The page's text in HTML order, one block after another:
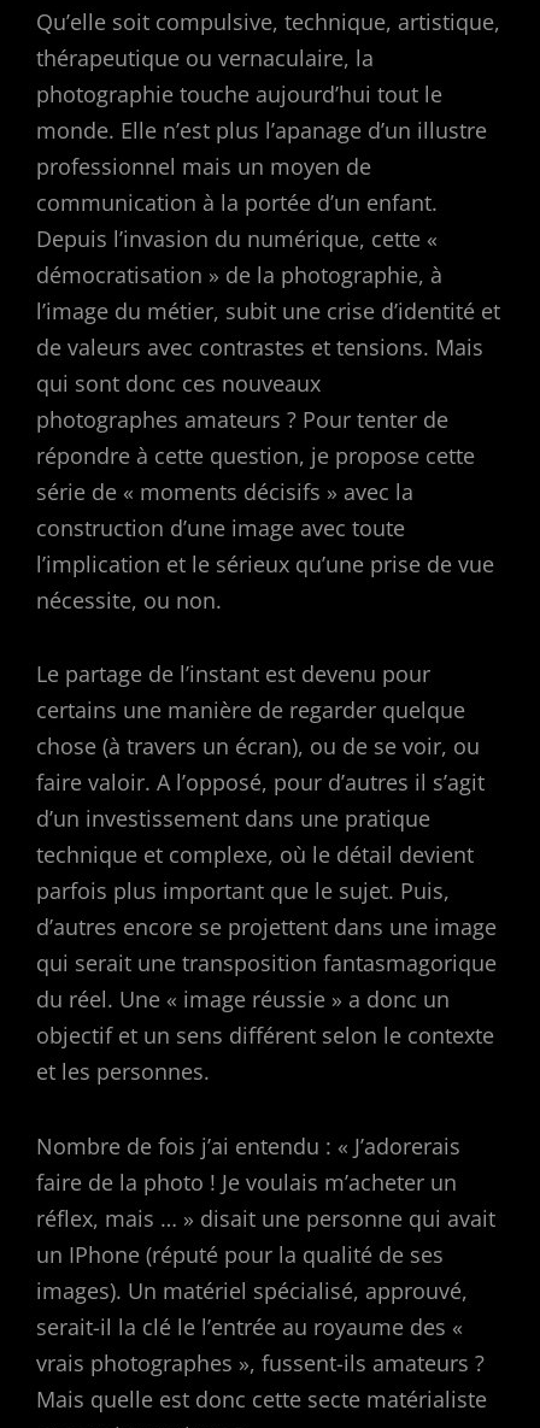
Qu’elle soit compulsive, technique, artistique,
thérapeutique ou vernaculaire, la
photographie touche aujourd’hui tout le
monde. Elle n’est plus l’apanage d’un illustre
professionnel mais un moyen de
communication à la portée d’un enfant.
Depuis l’invasion du numérique, cette «
démocratisation » de la photographie, à
l’image du métier, subit une crise d’identité et
de valeurs avec contrastes et tensions. Mais
qui sont donc ces nouveaux
photographes amateurs ? Pour tenter de
répondre à cette question, je propose cette
série de « moments décisifs » avec la
construction d’une image avec toute
l’implication et le sérieux qu’une prise de vue
nécessite, ou non.
Le partage de l’instant est devenu pour
certains une manière de regarder quelque
chose (à travers un écran), ou de se voir, ou
faire valoir. A l’opposé, pour d’autres il s’agit
d’un investissement dans une pratique
technique et complexe, où le détail devient
parfois plus important que le sujet. Puis,
d’autres encore se projettent dans une image
qui serait une transposition fantasmagorique
du réel. Une « image réussie » a donc un
objectif et un sens différent selon le contexte
et les personnes.
Nombre de fois j’ai entendu : « J’adorerais
faire de la photo ! Je voulais m’acheter un
réflex, mais … » disait une personne qui avait
un IPhone (réputé pour la qualité de ses
images). Un matériel spécialisé, approuvé,
serait-il la clé le l’entrée au royaume des «
vrais photographes », fussent-ils amateurs ?
Mais quelle est donc cette secte matérialiste